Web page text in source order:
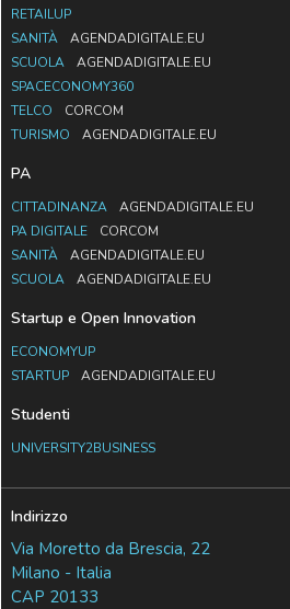
RETAILUP
SANITÀ
AGENDADIGITALE.EU
SCUOLA
AGENDADIGITALE.EU
SPACECONOMY360
TELCO
CORCOM
TURISMO
AGENDADIGITALE.EU
PA
CITTADINANZA
AGENDADIGITALE.EU
PA DIGITALE
CORCOM
SANITÀ
AGENDADIGITALE.EU
SCUOLA
AGENDADIGITALE.EU
Startup e Open Innovation
ECONOMYUP
STARTUP
AGENDADIGITALE.EU
Studenti
UNIVERSITY2BUSINESS
Indirizzo
Via Moretto da Brescia, 22
Milano - Italia
CAP 20133